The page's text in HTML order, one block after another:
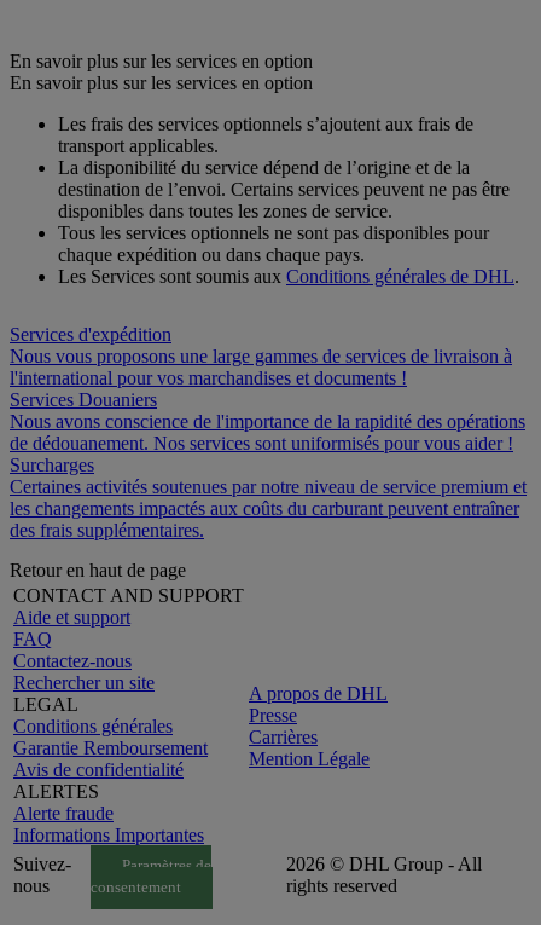
En savoir plus sur les services en option
En savoir plus sur les services en option
Les frais des services optionnels s’ajoutent aux frais de
transport applicables.
La disponibilité du service dépend de l’origine et de la
destination de l’envoi. Certains services peuvent ne pas être
disponibles dans toutes les zones de service.
Tous les services optionnels ne sont pas disponibles pour
chaque expédition ou dans chaque pays.
Les Services sont soumis aux Conditions générales de DHL.
Services d'expédition
Nous vous proposons une large gammes de services de livraison à
l'international pour vos marchandises et documents !
Services Douaniers
Nous avons conscience de l'importance de la rapidité des opérations
de dédouanement. Nos services sont uniformisés pour vous aider !
Surcharges
Certaines activités soutenues par notre niveau de service premium et
les changements impactés aux coûts du carburant peuvent entraîner
des frais supplémentaires.
Retour en haut de page
CONTACT AND SUPPORT
Aide et support
FAQ
Contactez-nous
Rechercher un site
LEGAL
Conditions générales
Garantie Remboursement
Avis de confidentialité
ALERTES
Alerte fraude
Informations Importantes
A propos de DHL
Presse
Carrières
Mention Légale
Suivez-
nous
Paramètres de
consentement
2026 © DHL Group - All
rights reserved